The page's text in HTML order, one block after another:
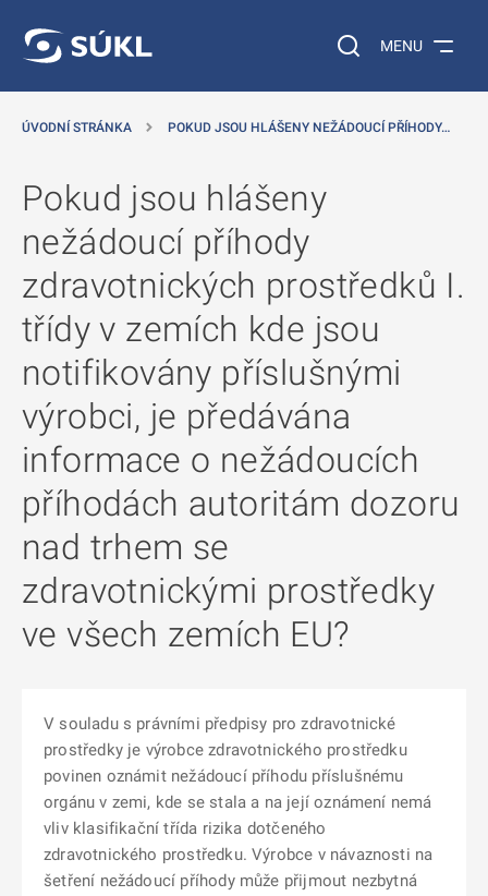
Vyhledávání na
MENU
ÚVODNÍ STRÁNKA POKUD JSOU HLÁŠENY NEŽÁDOUCÍ PŘÍHODY…
Pokud jsou hlášeny
nežádoucí příhody
zdravotnických prostředků I.
třídy v zemích kde jsou
notifikovány příslušnými
výrobci, je předávána
informace o nežádoucích
příhodách autoritám dozoru
nad trhem se
zdravotnickými prostředky
ve všech zemích EU?
V souladu s právními předpisy pro zdravotnické
prostředky je výrobce zdravotnického prostředku
povinen oznámit nežádoucí příhodu příslušnému
orgánu v zemi, kde se stala a na její oznámení nemá
vliv klasifikační třída rizika dotčeného
zdravotnického prostředku. Výrobce v návaznosti na
šetření nežádoucí příhody může přijmout nezbytná